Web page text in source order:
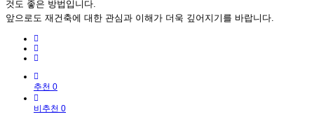
것도 좋은 방법입니다.
앞으로도 재건축에 대한 관심과 이해가 더욱 깊어지기를 바랍니다.
추천 0
비추천 0